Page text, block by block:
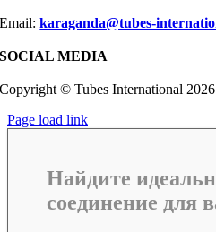
Email:karaganda@tubes-
SOCIAL MEDIA
Copyright © Tubes International 2026
Page load link
Найдите
соединение для